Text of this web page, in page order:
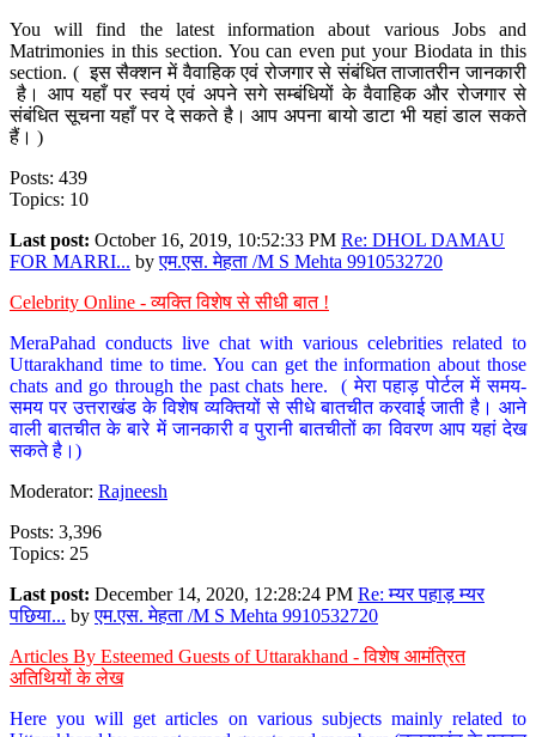
You will find the latest information about various Jobs and
Matrimonies in this section. You can even put your Biodata in this
section. ( इस सैक्शन में वैवाहिक एवं रोजगार से संबंधित ताजातरीन जानकारी
है। आप यहाँ पर स्वयं एवं अपने सगे सम्बंधियों के वैवाहिक और रोजगार से
संबंधित सूचना यहाँ पर दे सकते है। आप अपना बायो डाटा भी यहां डाल सकते
हैं। )
Posts: 439
Topics: 10
Last post: October 16, 2019, 10:52:33 PM Re: DHOL DAMAU
FOR MARRI... byएम.एस. मेहता /M S Mehta 9910532720
Celebrity Online - व्यक्ति विशेष से सीधी बात !
MeraPahad conducts live chat with various celebrities related to
Uttarakhand time to time. You can get the information about those
chats and go through the past chats here. ( मेरा पहाड़ पोर्टल में समय-
समय पर उत्तराखंड के विशेष व्यक्तियों से सीधे बातचीत करवाई जाती है। आने
वाली बातचीत के बारे में जानकारी व पुरानी बातचीतों का विवरण आप यहां देख
सकते है।)
Moderator: Rajneesh
Posts: 3,396
Topics: 25
Last post: December 14, 2020, 12:28:24 PM Re: म्यर पहाड़ म्यर
पछिया... byएम.एस. मेहता /M S Mehta 9910532720
Articles By Esteemed Guests of Uttarakhand - विशेष आमंत्रित
अतिथियों के लेख
Here you will get articles on various subjects mainly related to